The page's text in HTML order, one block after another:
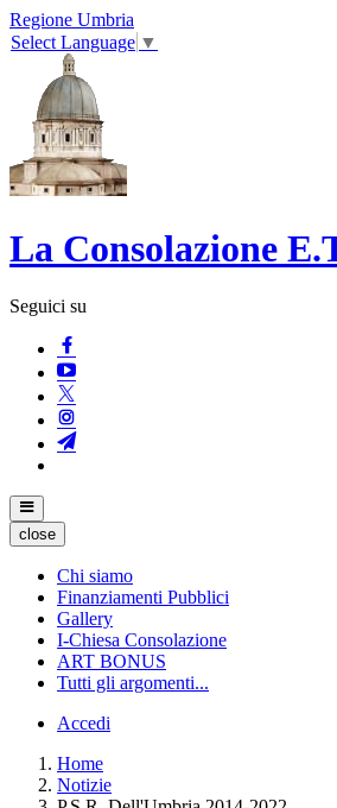
Regione Umbria
Select Language ▼
La Consolazione
Seguici su
close
Chi siamo
Finanziamenti Pubblici
Gallery
I-Chiesa Consolazione
ART BONUS
Tutti gli argomenti...
Accedi
Home
Notizie